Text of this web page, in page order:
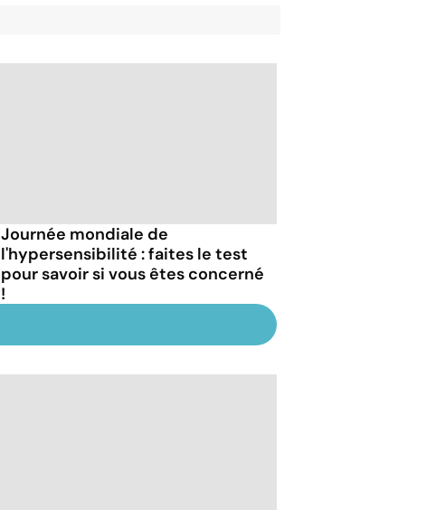
Journée mondiale de
l'hypersensibilité : faites le test
pour savoir si vous êtes concerné
!